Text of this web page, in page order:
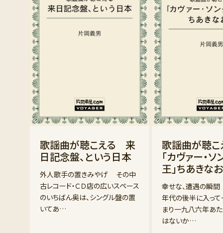
歌謡曲が聴こえる 来
日記念盤、という日本
外人歌手の置きみやげ その中
古レコード・ＣＤ店の広いスペース
のいちばん奥は、シングル盤の置
いてあ…
歌謡曲が聴
「カヴァー・
王」ちあきな
幸せな、遭遇の瞬
年代の後半に入って
まり一九八六年あ
はないか…